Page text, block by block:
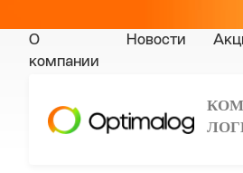
О
компании
Новости